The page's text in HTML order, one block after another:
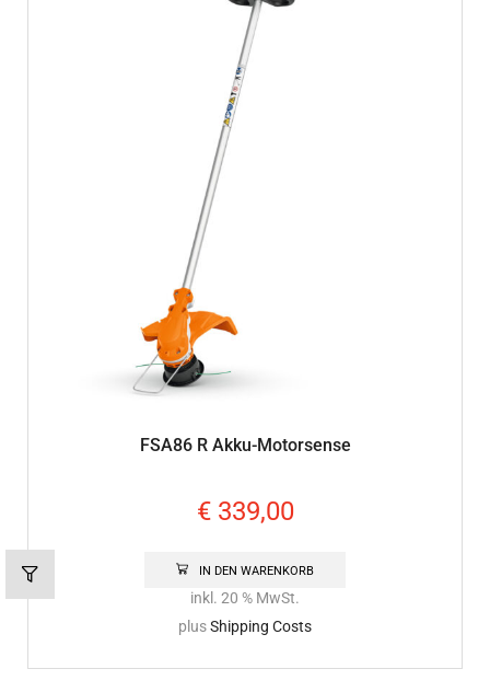
FSA86 R Akku-Motorsense
€339,00
IN DEN WARENKORB
inkl. 20 % MwSt.
plusShipping Costs